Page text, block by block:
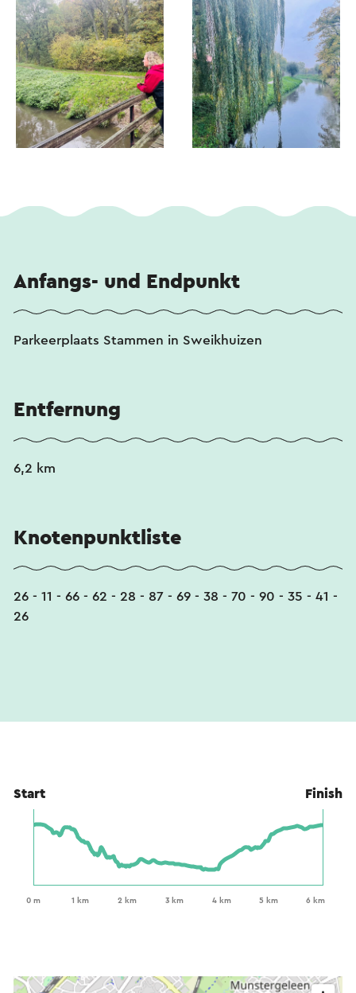
Anfangs- und Endpunkt
Parkeerplaats Stammen in Sweikhuizen
Entfernung
6,2 km
Knotenpunktliste
26 - 11 - 66 - 62 - 28 - 87 - 69 - 38 - 70 - 90 - 35 - 41 -
26
Start Finish